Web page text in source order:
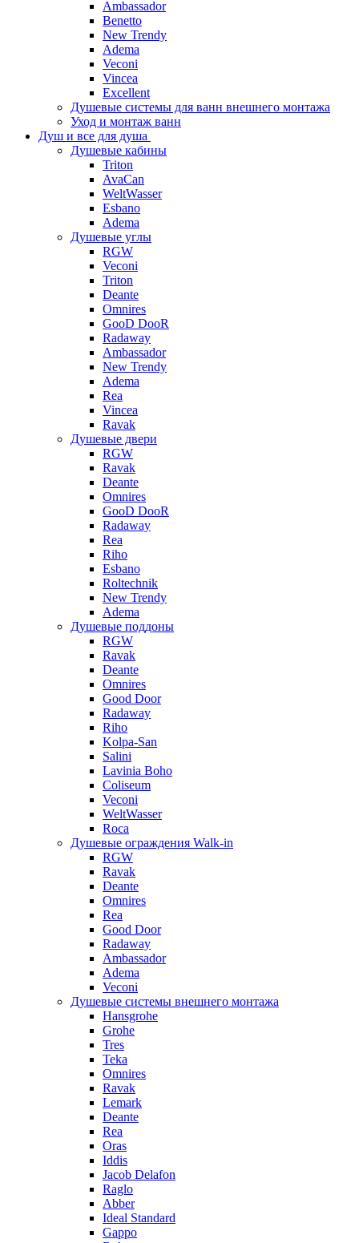
Ambassador
Benetto
New Trendy
Adema
Veconi
Vincea
Excellent
Душевые системы для ванн внешнего монтажа
Уход и монтаж ванн
Душ и все для душа
Душевые кабины
Triton
AvaCan
WeltWasser
Esbano
Adema
Душевые углы
RGW
Veconi
Triton
Deante
Omnires
GooD DooR
Radaway
Ambassador
New Trendy
Adema
Rea
Vincea
Ravak
Душевые двери
RGW
Ravak
Deante
Omnires
GooD DooR
Radaway
Rea
Riho
Esbano
Roltechnik
New Trendy
Adema
Душевые поддоны
RGW
Ravak
Deante
Omnires
Good Door
Radaway
Riho
Kolpa-San
Salini
Lavinia Boho
Coliseum
Veconi
WeltWasser
Roca
Душевые ограждения Walk-in
RGW
Ravak
Deante
Omnires
Rea
Good Door
Radaway
Ambassador
Adema
Veconi
Душевые системы внешнего монтажа
Hansgrohe
Grohe
Tres
Teka
Omnires
Ravak
Lemark
Deante
Rea
Oras
Iddis
Jacob Delafon
Raglo
Abber
Ideal Standard
Gappo